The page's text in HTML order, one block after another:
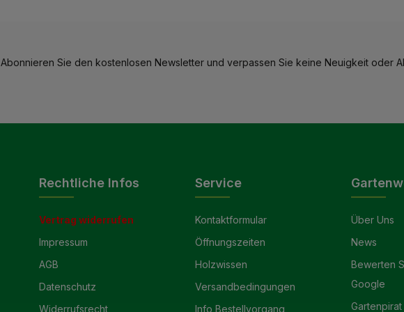
Abonnieren Sie den kostenlosen Newsletter und verpassen Sie keine Neuigkeit oder
Rechtliche Infos
Vertrag widerrufen
Impressum
AGB
Datenschutz
Widerrufsrecht
Service
Kontaktformular
Öffnungszeiten
Holzwissen
Versandbedingungen
Info Bestellvorgang
Über Uns
News
Bewerten
Google
Gartenpirat